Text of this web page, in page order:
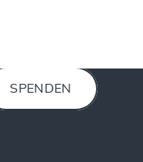
SPENDEN